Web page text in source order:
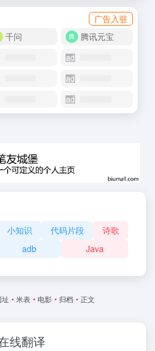
广告入驻
千问 腾讯元宝
小知识 代码片段
诗歌
adb Java
址 • 米表 • 电影 • 归档 • 正文
线翻译